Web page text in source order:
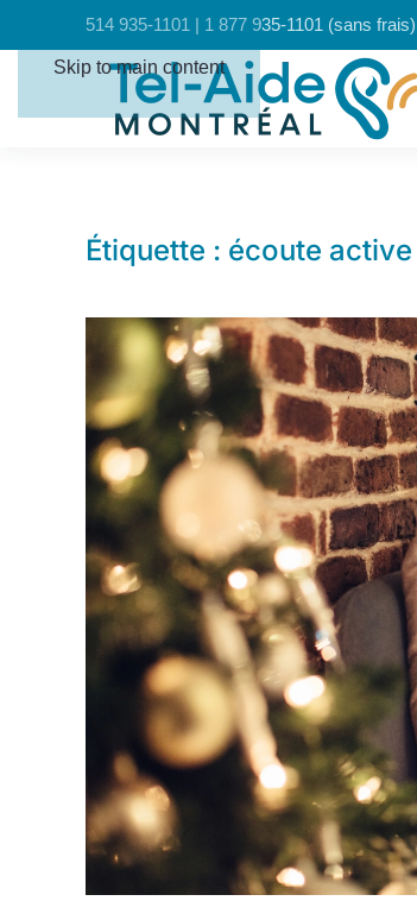
Panneau de gestion des cookies
Skip to main content
514 935-1101 | 1 877 935-1101 (sans frais)
Étiquette : écoute active